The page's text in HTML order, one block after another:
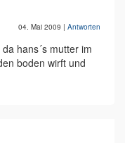
04. Mai 2009 | Antworten
hans´s mutter im
boden wirft und